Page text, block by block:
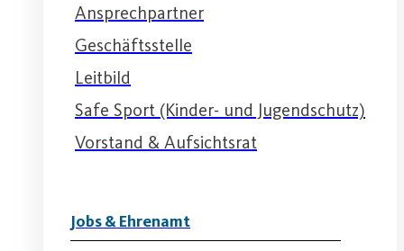
Ansprechpartner
Geschäftsstelle
Leitbild
Safe Sport (Kinder- und Jugendschutz)
Vorstand & Aufsichtsrat
Jobs & Ehrenamt